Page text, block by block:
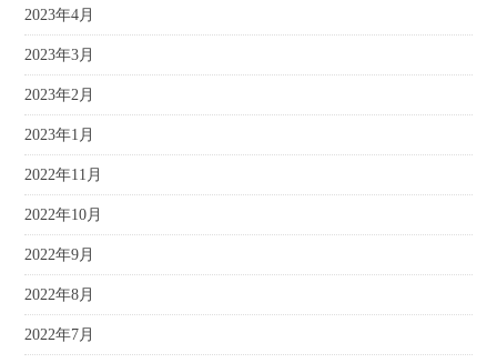
2023年4月
2023年3月
2023年2月
2023年1月
2022年11月
2022年10月
2022年9月
2022年8月
2022年7月